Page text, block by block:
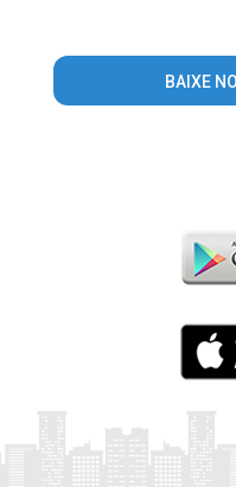
BAIXE